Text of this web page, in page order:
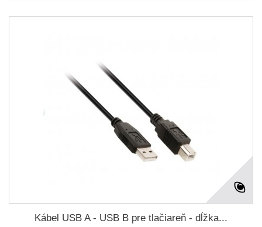
Kábel USB A - USB B pre tlačiareň - dĺžka...